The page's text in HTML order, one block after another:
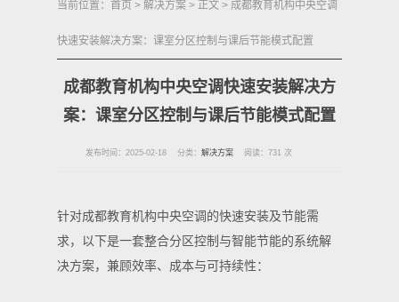
当前位置： 首页 > 解决方案 > 正文 > 成都教育机构中央空调
快速安装解决方案：课室分区控制与课后节能模式配置
成都教育机构中央空调快速安装解决方
案：课室分区控制与课后节能模式配置
发布时间：2025-02-18 分类： 解决方案 阅读：731 次
针对成都教育机构中央空调的快速安装及节能需
求，以下是一套整合分区控制与智能节能的系统解
决方案，兼顾效率、成本与可持续性：